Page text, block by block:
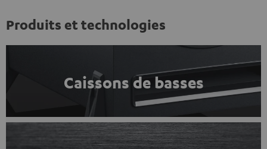
Produits et technologies
Caissons de basses